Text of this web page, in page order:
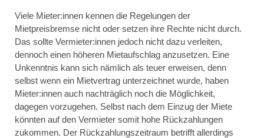
Viele Mieter:innen kennen die Regelungen der
Mietpreisbremse nicht oder setzen ihre Rechte nicht durch.
Das sollte Vermieter:innen jedoch nicht dazu verleiten,
dennoch einen höheren Mietaufschlag anzusetzen. Eine
Unkenntnis kann sich nämlich als teuer erweisen, denn
selbst wenn ein Mietvertrag unterzeichnet wurde, haben
Mieter:innen auch nachträglich noch die Möglichkeit,
dagegen vorzugehen. Selbst nach dem Einzug der Miete
könnten auf den Vermieter somit hohe Rückzahlungen
zukommen. Der Rückzahlungszeitraum betrifft allerdings